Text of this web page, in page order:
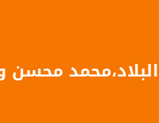
محسن